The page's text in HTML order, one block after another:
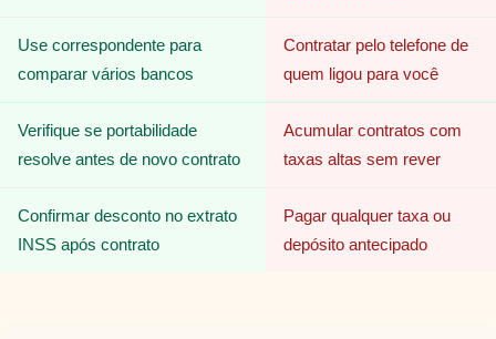
Use correspondente para
comparar vários bancos
Contratar pelo telefone de
quem ligou para você
Verifique se portabilidade
resolve antes de novo contrato
Acumular contratos com
taxas altas sem rever
Confirmar desconto no extrato
INSS após contrato
Pagar qualquer taxa ou
depósito antecipado